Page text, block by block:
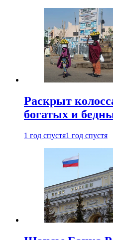
Раскрыт
богатых и
1 год спустя1 год спустя